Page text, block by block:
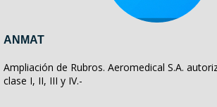
ANMAT
Ampliación de Rubros. Aeromedical S.A.
clase I, II, III y IV.-